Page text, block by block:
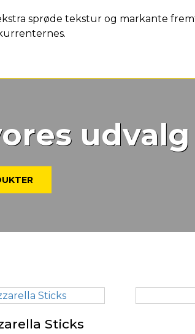
sprøde tekstur og markante
udvalg
Sticks